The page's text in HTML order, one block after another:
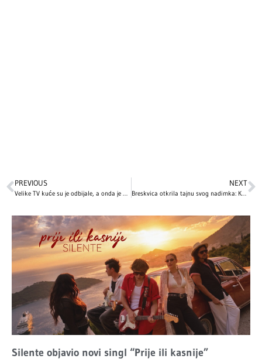
PREVIOUS NEXT
Breskvica otkrila tajnu svog nadimka: Kako su školski dani oblikovali njen identitet
Silente objavio novi singl “Prije ili kasnije”